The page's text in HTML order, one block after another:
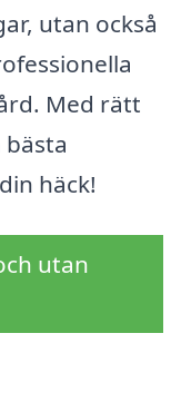
utan också
Med rätt
häck!
utan